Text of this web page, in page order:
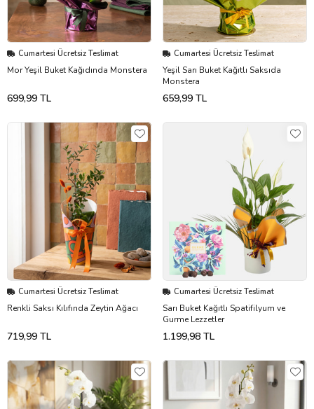
Cumartesi Ücretsiz Teslimat
Mor Yeşil Buket Kağıdında Monstera
699,99 TL
Cumartesi Ücretsiz Teslimat
Yeşil Sarı Buket Kağıtlı Saksıda
Monstera
659,99 TL
Cumartesi Ücretsiz Teslimat
Renkli Saksı Kılıfında Zeytin Ağacı
719,99 TL
Cumartesi Ücretsiz Teslimat
Sarı Buket Kağıtlı Spatifilyum ve
Gurme Lezzetler
1.199,98 TL